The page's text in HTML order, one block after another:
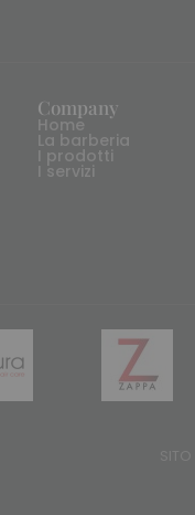
Company
Home
La barberia
I prodotti
I servizi